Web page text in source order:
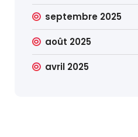
septembre 2025
août 2025
avril 2025